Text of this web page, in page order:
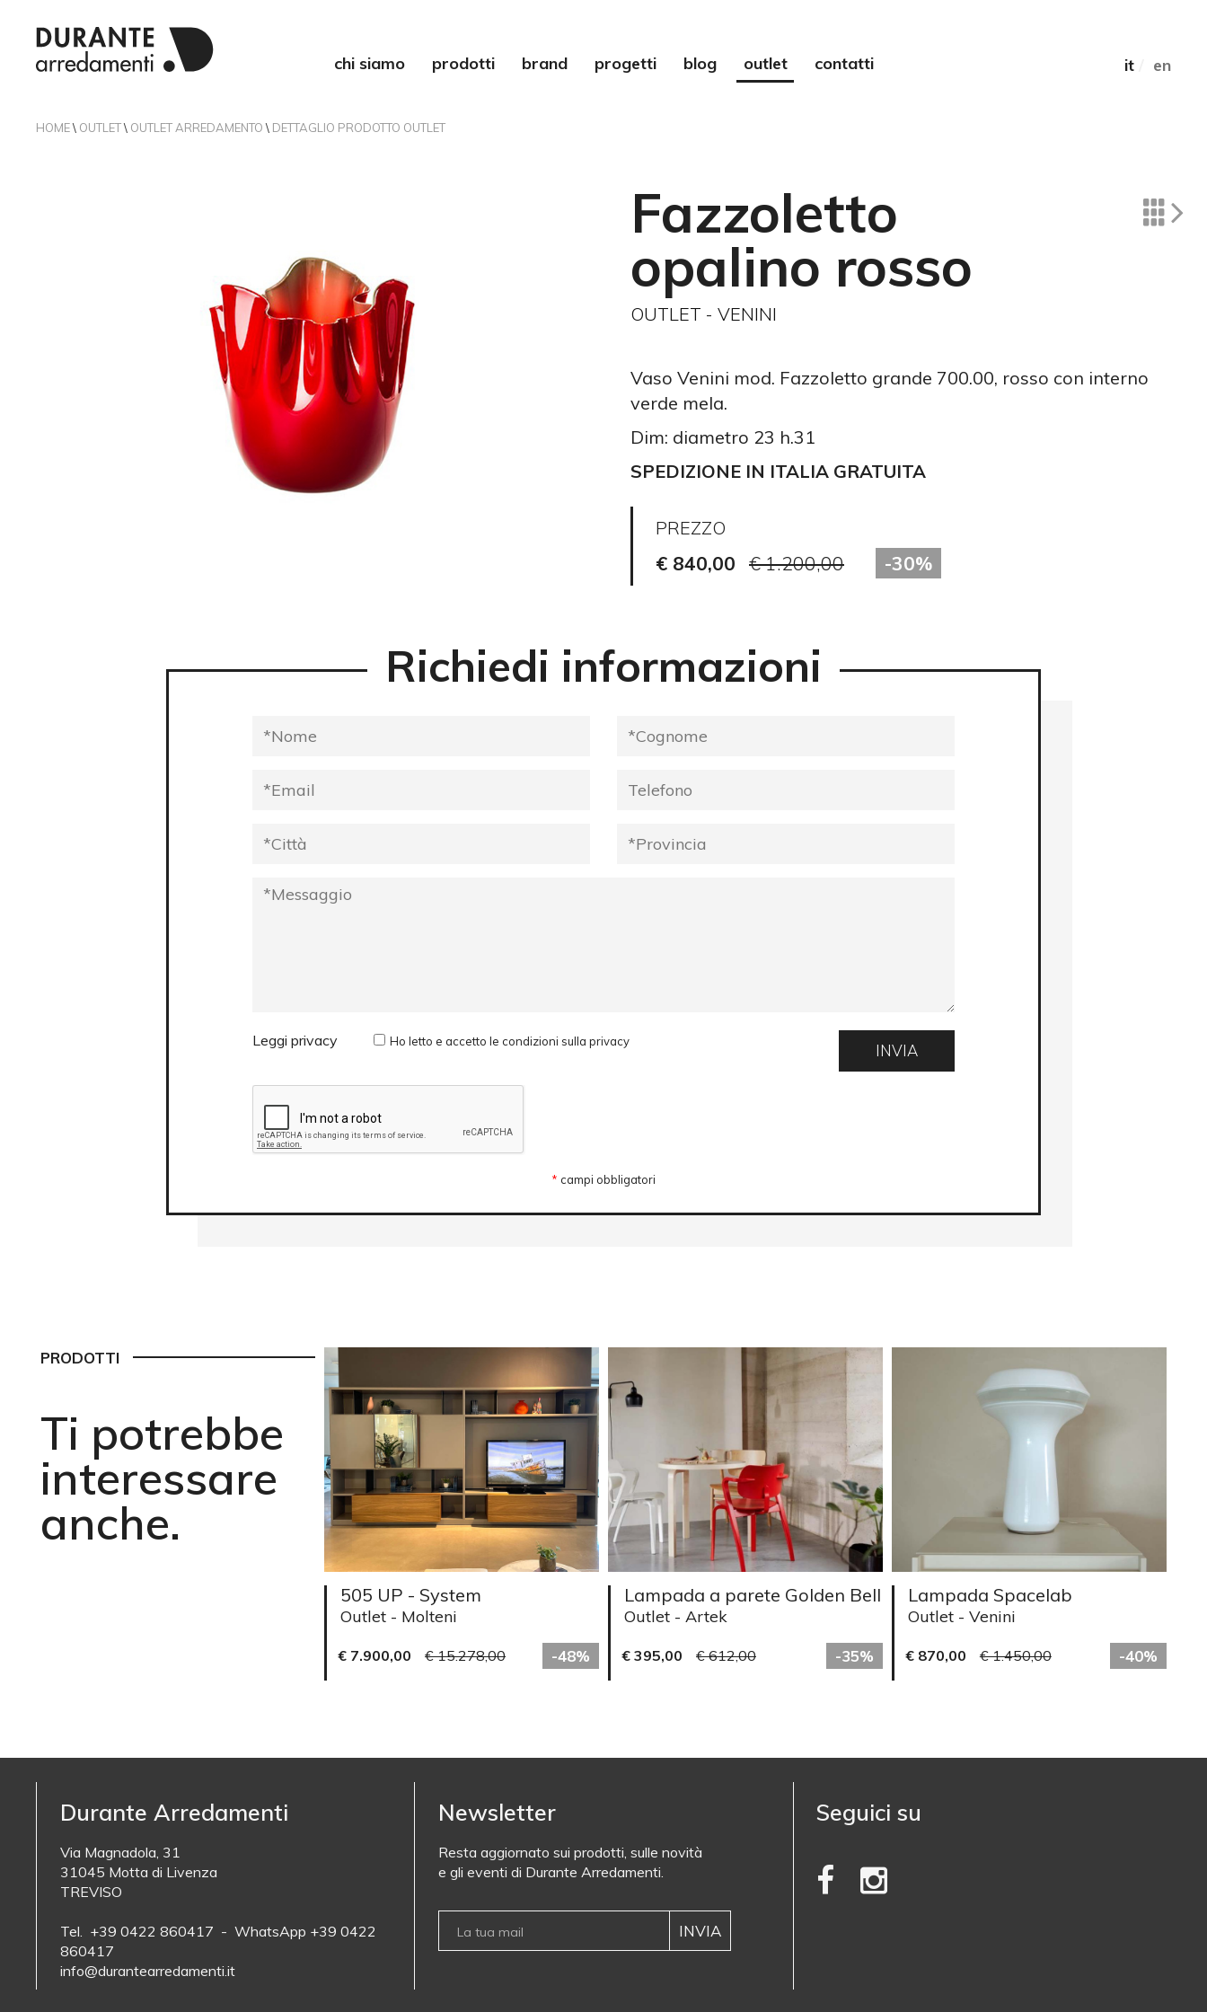
chi siamo prodotti brand progetti blog outlet contatti it/ en
HOME\ OUTLET\ OUTLET ARREDAMENTO\ DETTAGLIO PRODOTTO OUTLET
Fazzoletto
opalino rosso
OUTLET - VENINI
Vaso Venini mod. Fazzoletto grande 700.00, rosso con interno
verde mela.
Dim: diametro 23 h.31
SPEDIZIONE IN ITALIA GRATUITA
PREZZO
€ 840,00 € 1.200,00 -30%
Richiedi informazioni
Leggi privacy Ho letto e accetto le condizioni sulla privacy
* campi obbligatori
PRODOTTI
Ti potrebbe
interessare
anche.
505 UP - System
Outlet - Molteni
€ 7.900,00 € 15.278,00 -48%
Lampada a parete Golden Bell
Outlet - Artek
€ 395,00 € 612,00 -35%
Lampada Spacelab
Outlet - Venini
€ 870,00 € 1.450,00 -40%
Durante Arredamenti
Via Magnadola, 31
31045 Motta di Livenza
TREVISO
Tel. +39 0422 860417 - WhatsApp +39 0422
860417
info@durantearredamenti.it
Newsletter
Resta aggiornato sui prodotti, sulle novità
e gli eventi di Durante Arredamenti.
Seguici su